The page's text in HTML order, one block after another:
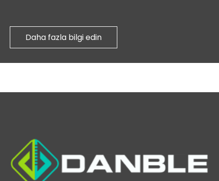
bağlantı arızalarını ortaya çıkarmak için 25°C/dak
sıcaklık döngüsü.
Sızdırmazlık Bütünlüğü Kontrolleri: ±%0,5 RH
Daha fazla bilgi edin